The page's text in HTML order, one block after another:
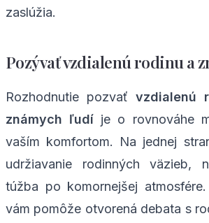
zaslúžia.
Pozývať vzdialenú rodinu a
Rozhodnutie pozvať vzdialenú
známych ľudí je o rovnováhe
vaším komfortom. Na jednej
udržiavanie rodinných väzieb,
túžba po komornejšej
vám pomôže otvorená debata s